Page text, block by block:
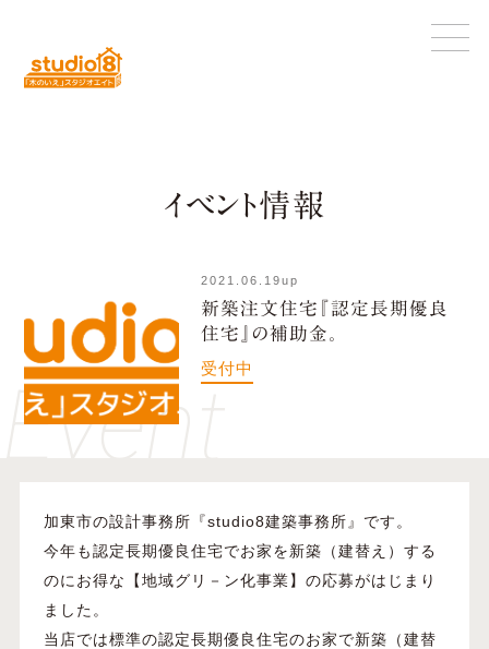
イベント情報
Event
2021.06.19up
新築注文住宅『認定長期優良
住宅』の補助金。
受付中
加東市の設計事務所『studio8建築事務所』です。
今年も認定長期優良住宅でお家を新築（建替え）する
のにお得な【地域グリ－ン化事業】の応募がはじまり
ました。
当店では標準の認定長期優良住宅のお家で新築（建替